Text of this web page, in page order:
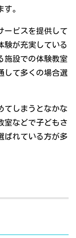
。
ービスを提供して
験が充実している
施設での体験教室
して多くの場合選
てしまうとなかな
室などで子どもさ
ばれている方が多